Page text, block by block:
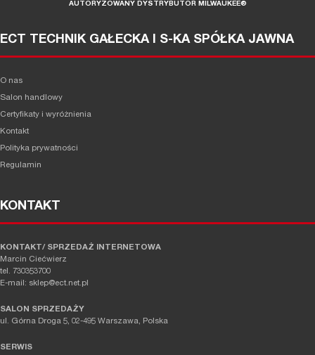
AUTORYZOWANY DYSTRYBUTOR MILWAUKEE®
ECT TECHNIK GAŁECKA I S-KA SPÓŁKA JAWNA
O nas
Salon handlowy
Certyfikaty i wyróżnienia
Kontakt
Polityka prywatności
Regulamin
KONTAKT
KONTAKT/ SPRZEDAŻ INTERNETOWA
Marcin Ciećwierz
tel. 730353700
E-mail: sklep@ect.net.pl
SALON SPRZEDAŻY
ul. Górna Droga 5, 02-495 Warszawa, Polska
SERWIS